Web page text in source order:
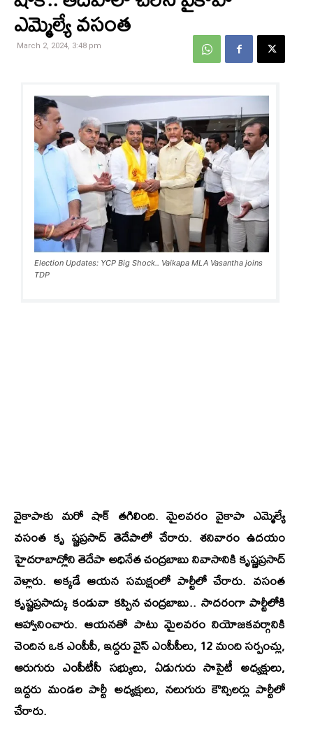
ఎమ్మెల్యే వసంత
March 2, 2024, 3:48 pm
Election Updates: YCP Big Shock.. Vaikapa MLA Vasantha joins
TDP
వైకాపాకు మరో షాక్ తగిలింది. మైలవరం వైకాపా ఎమ్మెల్యే
వసంత కృ ష్ణప్రసాద్ తెదేపాలో చేరారు. శనివారం ఉదయం
హైదరాబాద్లోని తెదేపా అధినేత చంద్రబాబు నివాసానికి కృష్ణప్రసాద్
వెళ్లారు. అక్కడే ఆయన సమక్షంలో పార్టీలో చేరారు. వసంత
కృష్ణప్రసాద్కు కండువా కప్పిన చంద్రబాబు.. సాదరంగా పార్టీలోకి
ఆహ్వానించారు. ఆయనతో పాటు మైలవరం నియోజకవర్గానికి
చెందిన ఒక ఎంపీపీ, ఇద్దరు వైస్ ఎంపీపీలు, 12 మంది సర్పంచ్లు,
ఆరుగురు ఎంపీటీసీ సభ్యులు, ఏడుగురు సొసైటీ అధ్యక్షులు,
ఇద్దరు మండల పార్టీ అధ్యక్షులు, నలుగురు కౌన్సిలర్లు పార్టీలో
చేరారు.